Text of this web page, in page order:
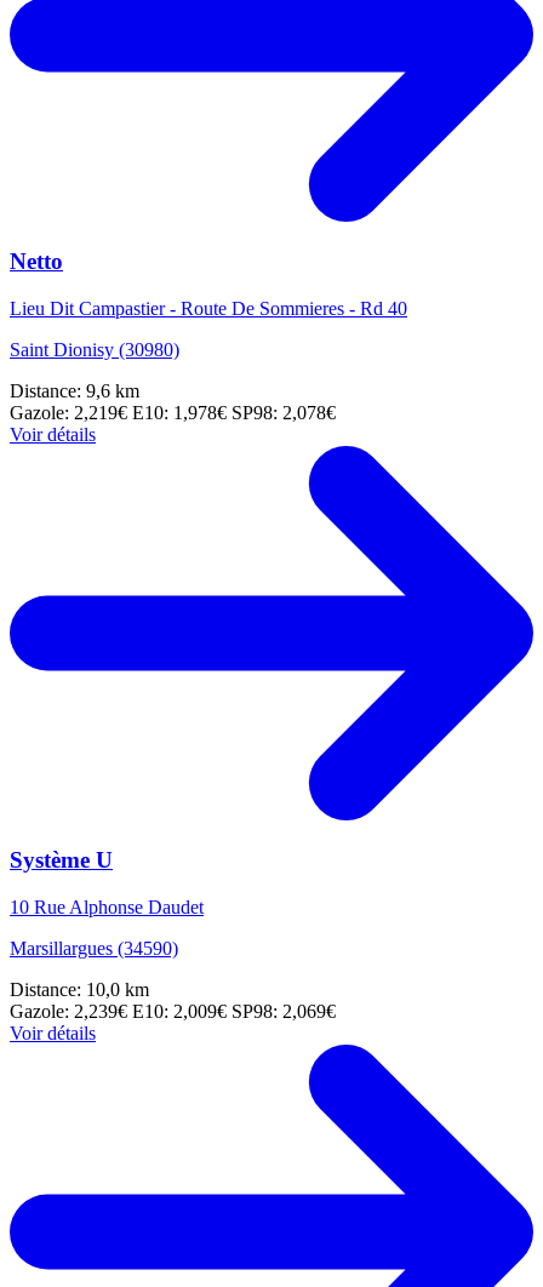
Netto
Lieu Dit Campastier - Route De Sommieres - Rd 40
Saint Dionisy (30980)
Distance: 9,6 km
Gazole: 2,219€ E10: 1,978€ SP98: 2,078€
Voir détails
Système U
10 Rue Alphonse Daudet
Marsillargues (34590)
Distance: 10,0 km
Gazole: 2,239€ E10: 2,009€ SP98: 2,069€
Voir détails